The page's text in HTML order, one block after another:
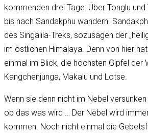
kommenden drei Tage: Über Tonglu
bis nach Sandakphu wandern.
des Singalila-Treks, sozusagen der
im östlichen Himalaya. Denn von hier
einmal im Blick, die höchsten Gipfel der
Kangchenjunga, Makalu und Lotse.
Wenn sie denn nicht im Nebel
ob das was wird … Der Nebel wird
kommen. Noch nicht einmal die